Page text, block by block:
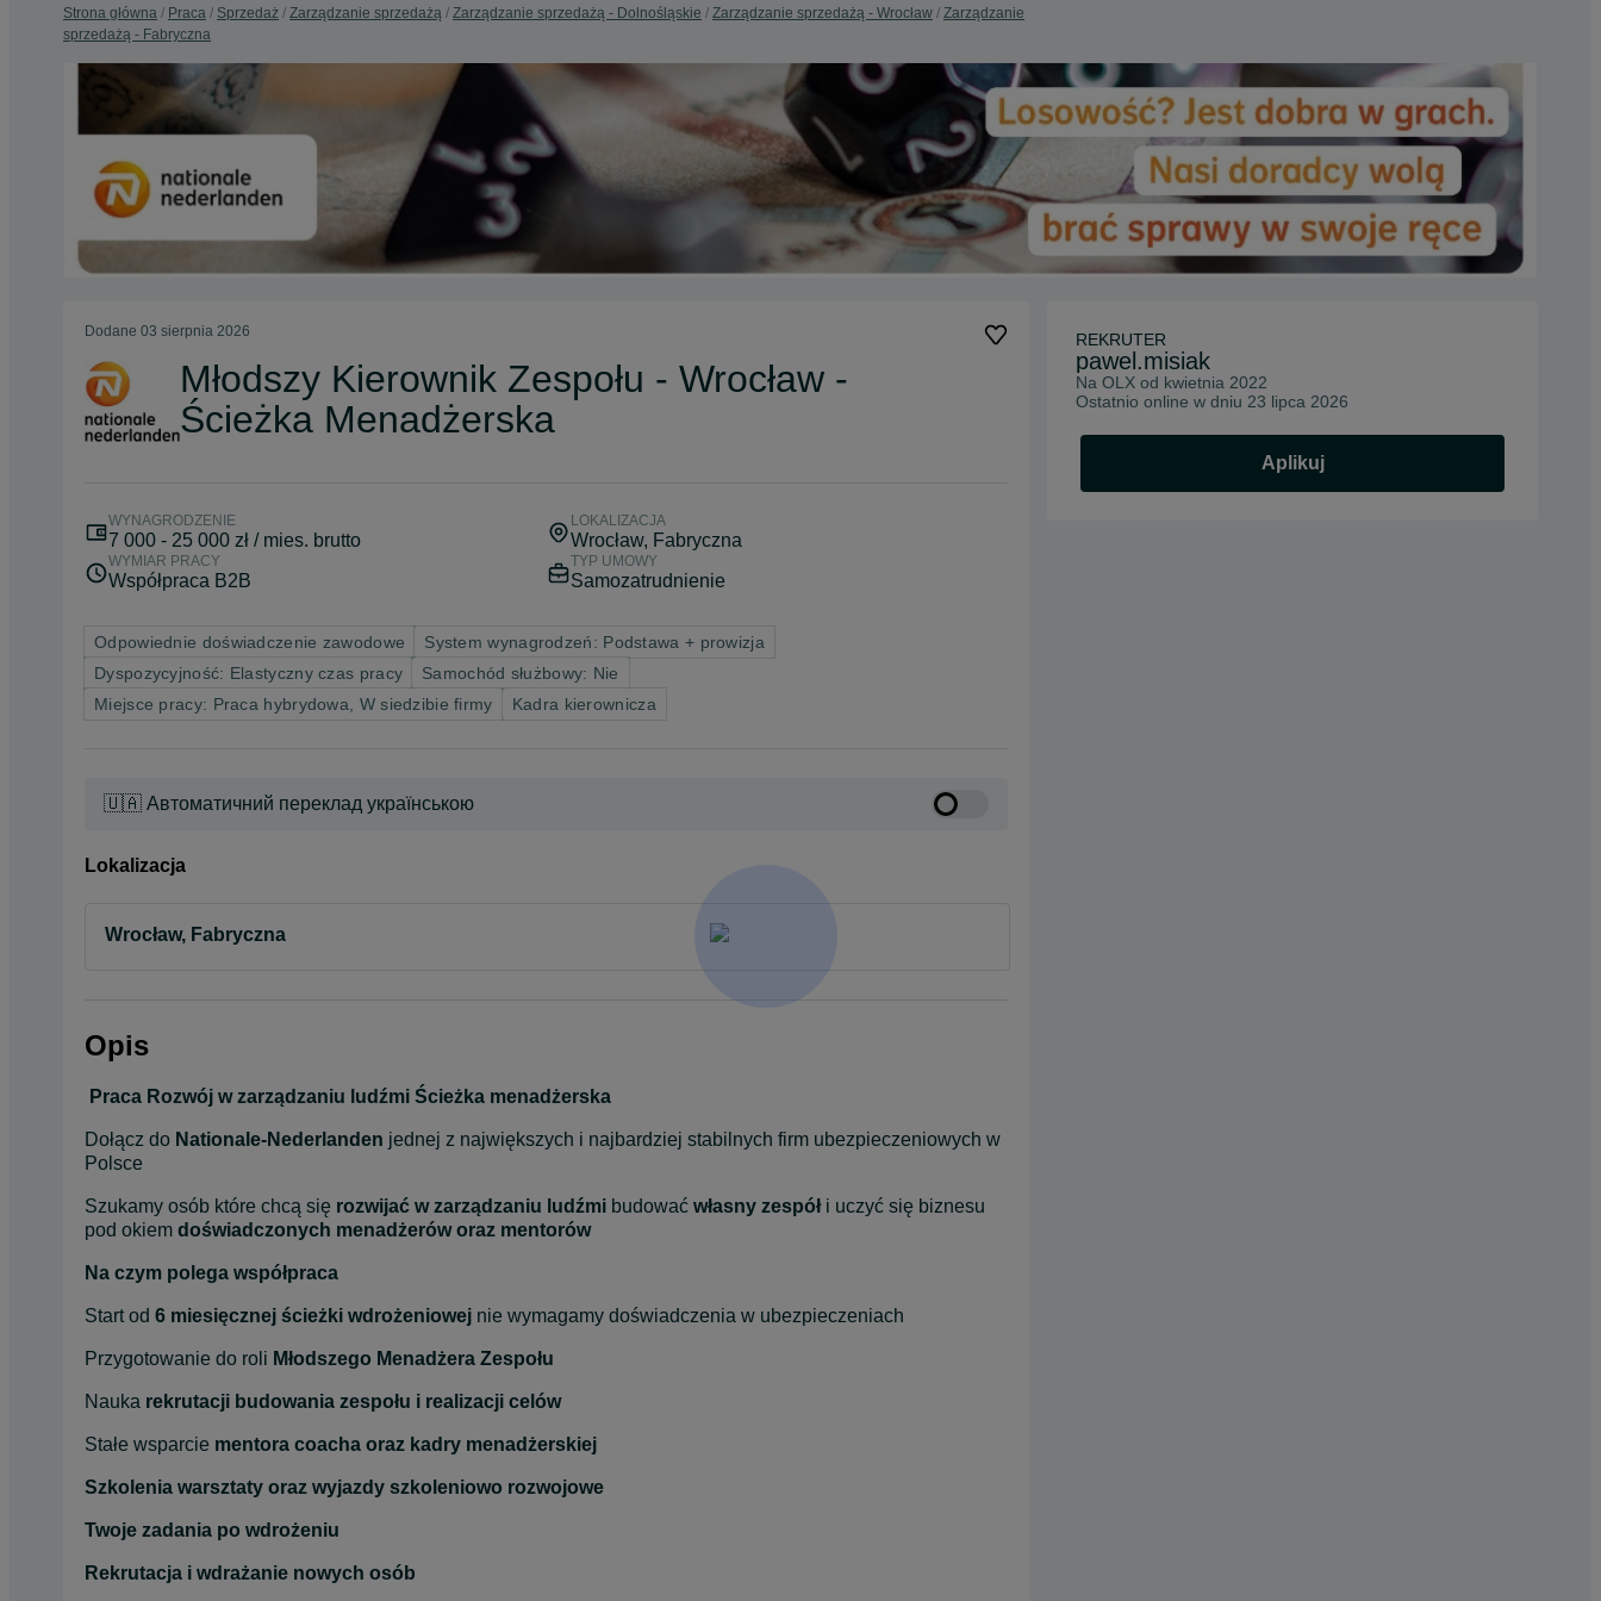
Strona główna Praca Sprzedaż Zarządzanie sprzedażą Zarządzanie sprzedażą - Dolnośląskie Zarządzanie sprzedażą - Wrocław
Zarządzanie
sprzedażą - Fabryczna
Dodane 03 sierpnia 2026
Młodszy Kierownik Zespołu - Wrocław -
Ścieżka Menadżerska
WYNAGRODZENIE
7 000 - 25 000 zł / mies. brutto
LOKALIZACJA
Wrocław, Fabryczna
WYMIAR PRACY
Współpraca B2B
TYP UMOWY
Samozatrudnienie
Odpowiednie doświadczenie zawodowe
System wynagrodzeń: Podstawa + prowizja
Dyspozycyjność: Elastyczny czas pracy
Samochód służbowy: Nie
Miejsce pracy: Praca hybrydowa, W siedzibie firmy
Kadra kierownicza
🇺🇦 Автоматичний переклад українською
Lokalizacja
Wrocław, Fabryczna
Opis
Praca Rozwój w zarządzaniu ludźmi Ścieżka menadżerska
Dołącz do Nationale-Nederlanden jednej z największych i najbardziej stabilnych firm ubezpieczeniowych w
Polsce
Szukamy osób które chcą się rozwijać w zarządzaniu ludźmi budować własny zespół i uczyć się biznesu
pod okiem doświadczonych menadżerów oraz mentorów
Na czym polega współpraca
Start od 6 miesięcznej ścieżki wdrożeniowej nie wymagamy doświadczenia w ubezpieczeniach
Przygotowanie do roli Młodszego Menadżera Zespołu
Nauka rekrutacji budowania zespołu i realizacji celów
Stałe wsparcie mentora coacha oraz kadry menadżerskiej
Szkolenia warsztaty oraz wyjazdy szkoleniowo rozwojowe
Twoje zadania po wdrożeniu
Rekrutacja i wdrażanie nowych osób
REKRUTER
pawel.misiak
Na OLX od kwietnia 2022
Ostatnio online w dniu 23 lipca 2026
Aplikuj